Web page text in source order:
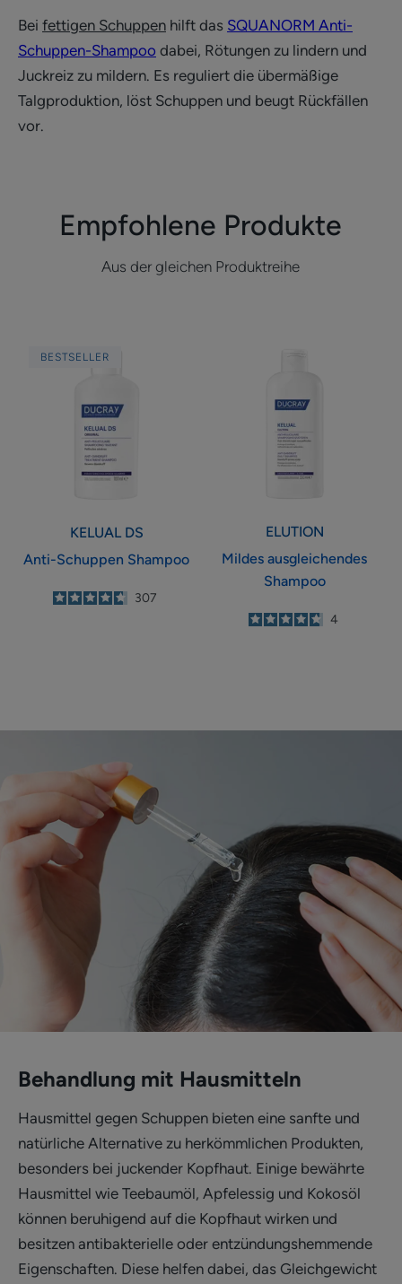
Bei fettigen Schuppen hilft das SQUANORM Anti-
Schuppen-Shampoo dabei, Rötungen zu lindern und
Juckreiz zu mildern. Es reguliert die übermäßige
Talgproduktion, löst Schuppen und beugt Rückfällen
vor.
Empfohlene Produkte
Aus der gleichen Produktreihe
BESTSELLER
KELUAL DS
Anti-Schuppen Shampoo
4.7
/
5
307
ELUTION
Mildes ausgleichendes
Shampoo
4.8
/5
4
Behandlung mit Hausmitteln
Hausmittel gegen Schuppen bieten eine sanfte und
natürliche Alternative zu herkömmlichen Produkten,
besonders bei juckender Kopfhaut. Einige bewährte
Hausmittel wie Teebaumöl, Apfelessig und Kokosöl
können beruhigend auf die Kopfhaut wirken und
besitzen antibakterielle oder entzündungshemmende
Eigenschaften. Diese helfen dabei, das Gleichgewicht